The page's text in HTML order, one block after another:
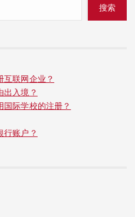
搜索
互联网企业？
出入境？
际学校的注册？
行账户？